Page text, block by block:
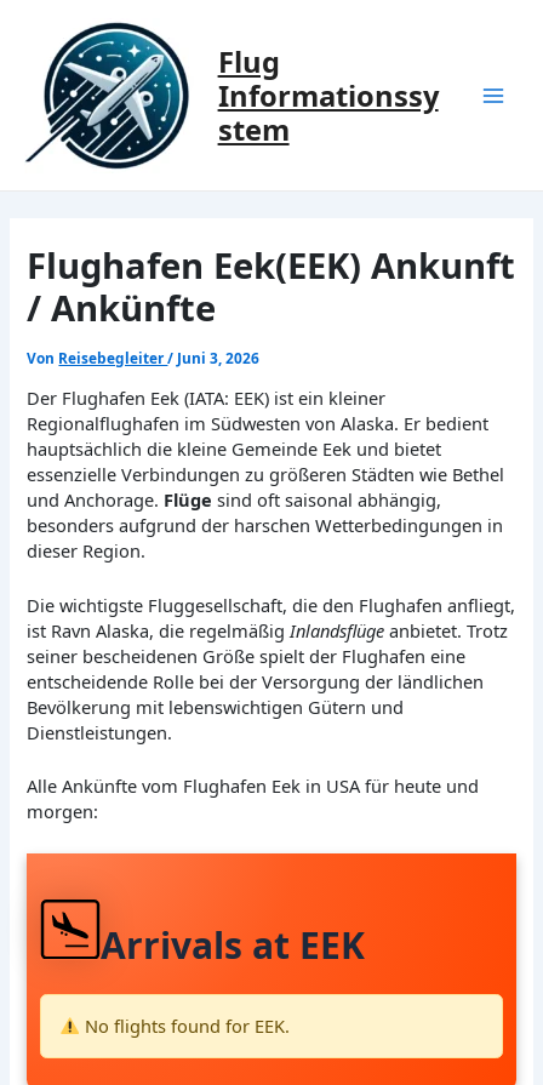
springen
Flug
Informationssy
stem
Flughafen Eek(EEK) Ankunft
/ Ankünfte
Von Reisebegleiter/ Juni 3, 2026
Der Flughafen Eek (IATA: EEK) ist ein kleiner
Regionalflughafen im Südwesten von Alaska. Er bedient
hauptsächlich die kleine Gemeinde Eek und bietet
essenzielle Verbindungen zu größeren Städten wie Bethel
und Anchorage. Flüge sind oft saisonal abhängig,
besonders aufgrund der harschen Wetterbedingungen in
dieser Region.
Die wichtigste Fluggesellschaft, die den Flughafen anfliegt,
ist Ravn Alaska, die regelmäßig Inlandsflüge anbietet. Trotz
seiner bescheidenen Größe spielt der Flughafen eine
entscheidende Rolle bei der Versorgung der ländlichen
Bevölkerung mit lebenswichtigen Gütern und
Dienstleistungen.
Alle Ankünfte vom Flughafen Eek in USA für heute und
morgen:
Arrivals at EEK
No flights found for EEK.